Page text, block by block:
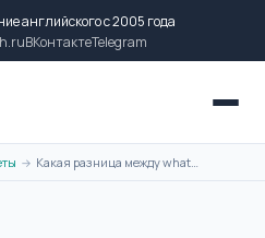
английского с 2005 года
ВКонтактеTelegram
→ Какая разница между what и that в английском языке?